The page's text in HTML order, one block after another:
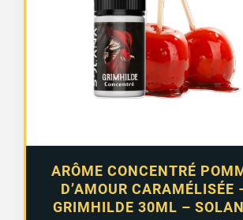
ARÔME CONCENTRÉ
D’AMOUR CARAMÉLISÉE
GRIMHILDE 30ML –